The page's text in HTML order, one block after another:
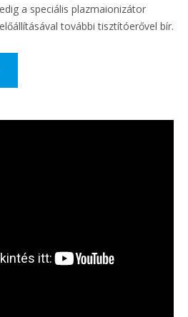
a speciális plazmaionizátor
további tisztítóerővel bír.